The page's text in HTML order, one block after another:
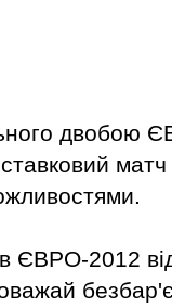
двобою
ЄВРО-2012